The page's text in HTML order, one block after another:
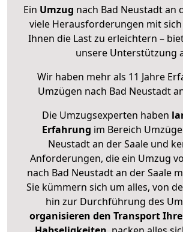
Ein Umzug nach Bad Neustadt an
viele Herausforderungen mit
Ihnen die Last zu erleichtern –
unsere Unterstützung
Wir haben mehr als 11 Jahre
Umzügen nach Bad Neustadt
Die Umzugsexperten haben
Erfahrung im Bereich
Neustadt an der Saale und
Anforderungen, die ein Umzug
nach Bad Neustadt an der Saale
Sie kümmern sich um alles, von
hin zur Durchführung des
organisieren den Transport